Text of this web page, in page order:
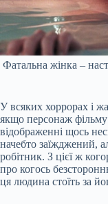
Фатальна жінка –
У всяких хоррорах і
якщо персонаж
відображенні щось
начебто заїжджений,
робітник. З цієї ж
про когось
ця людина стоїть за